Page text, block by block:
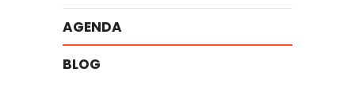
AGENDA
BLOG